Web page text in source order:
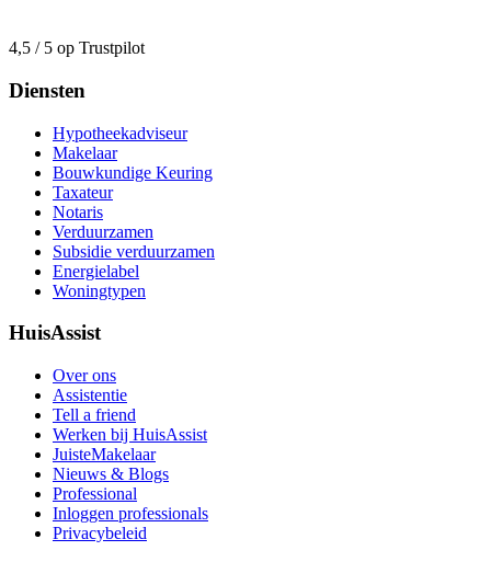
4,5 / 5 op Trustpilot
Diensten
Hypotheekadviseur
Makelaar
Bouwkundige Keuring
Taxateur
Notaris
Verduurzamen
Subsidie verduurzamen
Energielabel
Woningtypen
HuisAssist
Over ons
Assistentie
Tell a friend
Werken bij HuisAssist
JuisteMakelaar
Nieuws & Blogs
Professional
Inloggen professionals
Privacybeleid